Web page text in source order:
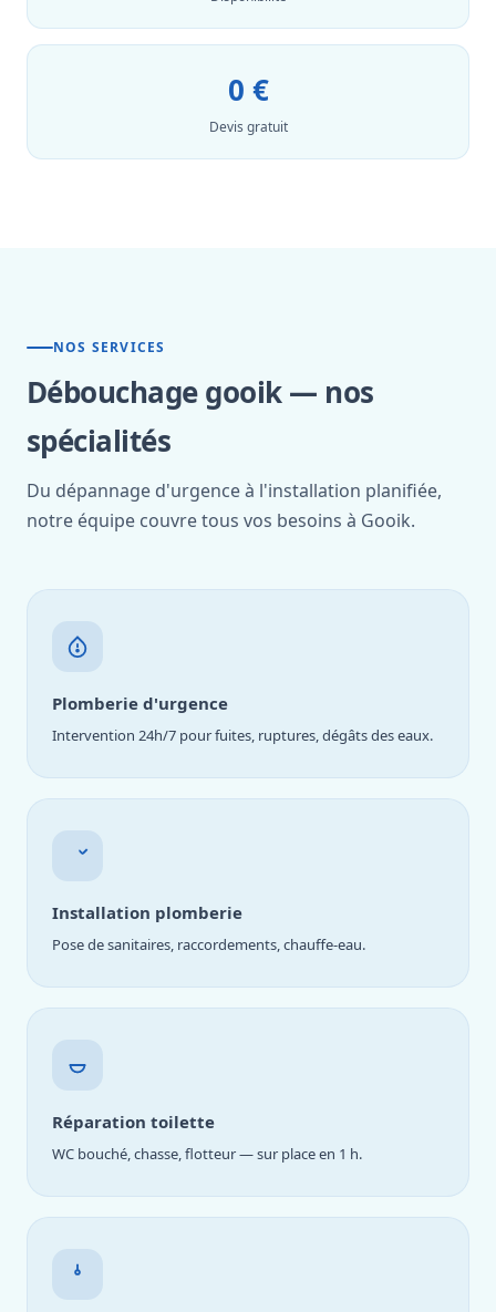
0 €
Devis gratuit
NOS SERVICES
Débouchage gooik — nos
spécialités
Du dépannage d'urgence à l'installation planifiée,
notre équipe couvre tous vos besoins à Gooik.
Plomberie d'urgence
Intervention 24h/7 pour fuites, ruptures, dégâts des eaux.
Installation plomberie
Pose de sanitaires, raccordements, chauffe-eau.
Réparation toilette
WC bouché, chasse, flotteur — sur place en 1 h.